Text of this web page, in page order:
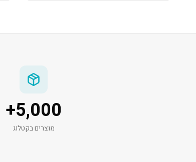
5,000
+
מוצרים בקטלוג